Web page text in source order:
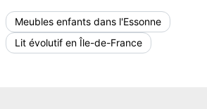
Meubles enfants dans l'Essonne
Lit évolutif en Île-de-France